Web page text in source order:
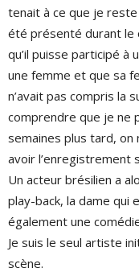
tenait à ce que je reste
été présenté durant le
qu’il puisse participé
une femme et que sa
n’avait pas compris la
comprendre que je ne
semaines plus tard, on
avoir l’enregistrement
Un acteur brésilien a
play-back, la dame qui
également une
Je suis le seul artiste
scène.